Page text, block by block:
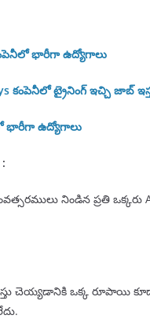
భారీగా ఉద్యోగాలు
కంపెనీలో ట్రైనింగ్ ఇచ్చి జాబ్
భారీగా ఉద్యోగాలు
నిండిన ప్రతి ఒక్కరు
చెయ్యడానికి ఒక్క రూపాయి